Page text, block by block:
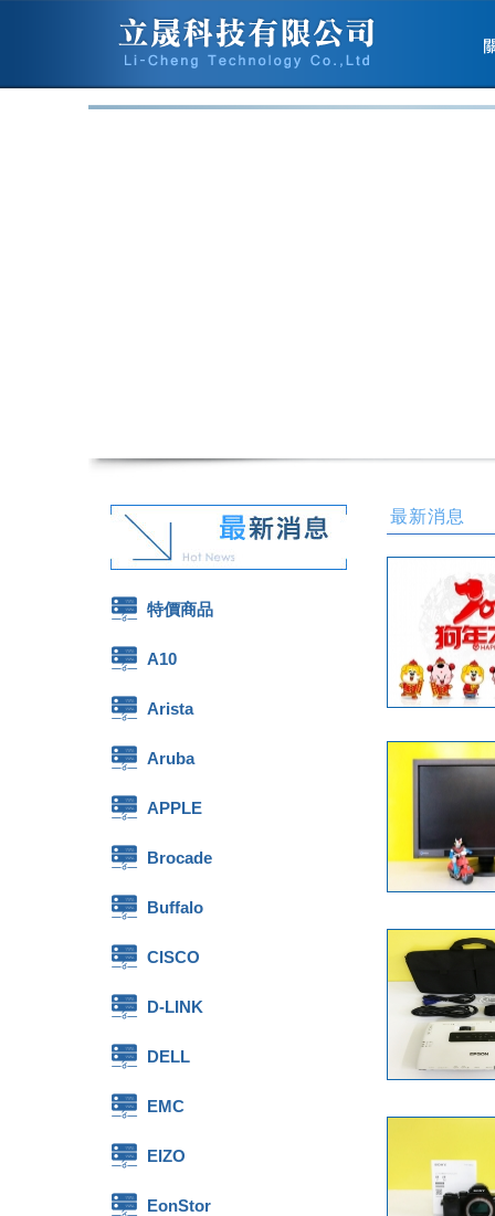
特價商品
A10
Arista
Aruba
APPLE
Brocade
Buffalo
CISCO
D-LINK
DELL
EMC
EIZO
EonStor
最新消息